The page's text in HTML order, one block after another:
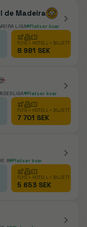
de Madeira
LIGA Platser kvar
FLYG + HOTELL + BILJETT
8 981 SEK
Platser kvar
FLYG + HOTELL + BILJETT
7 701 SEK
A Platser kvar
FLYG + HOTELL + BILJETT
5 653 SEK